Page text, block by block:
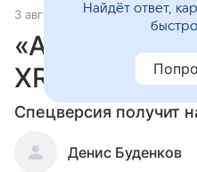
3 августа 2020 Новости
«АвтоВАЗ»
XRay Cross
Спецверсия получит
Денис Буденков
Найдёт ответ,